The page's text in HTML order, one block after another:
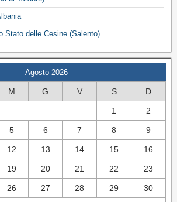
Stato delle Cesine (Salento)
Agosto 2026
M G V S D
1 2
5 6 7 8 9
12 13 14 15 16
19 20 21 22 23
26 27 28 29 30